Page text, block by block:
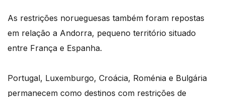
As restrições norueguesas também foram repostas
em relação a Andorra, pequeno território situado
entre França e Espanha.
Portugal, Luxemburgo, Croácia, Roménia e Bulgária
permanecem como destinos com restrições de